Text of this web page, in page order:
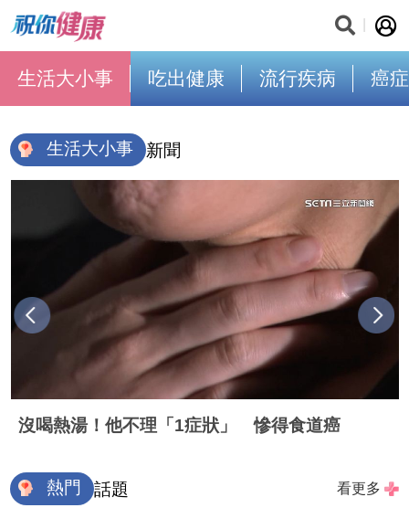
生活大小事 吃出健康 流行疾病 癌
生活大小事 新聞
沒喝熱湯！他不理「1症狀」 慘得食道癌
熱門 話題 看更多